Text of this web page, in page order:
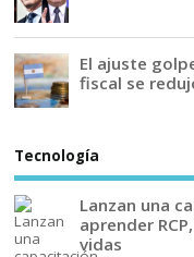
El ajuste
fiscal se
Tecnología
Lanzan una
aprender
vidas